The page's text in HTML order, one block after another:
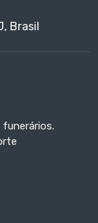
Brasil